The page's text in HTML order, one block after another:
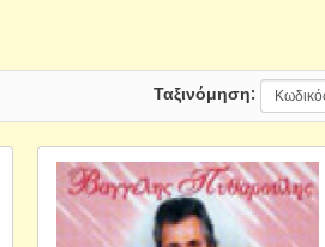
Ταξινόμηση: